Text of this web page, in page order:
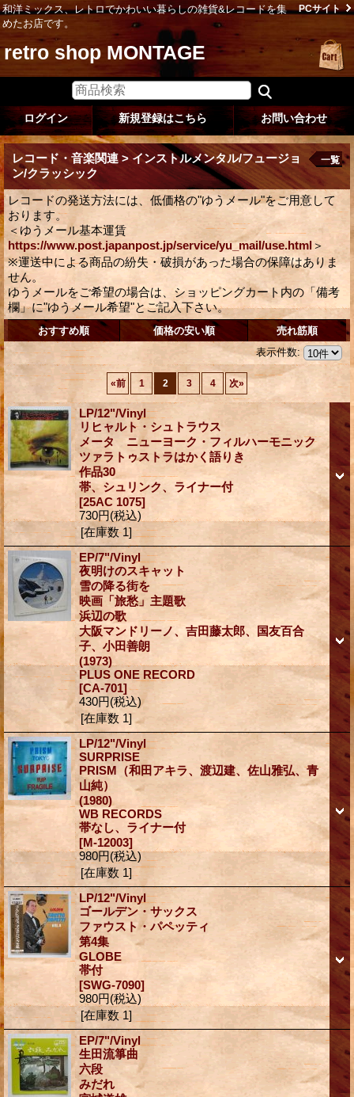
和洋ミックス、レトロでかわいい暮らしの雑貨&レコードを集
めたお店です。
PCサイト
retro shop MONTAGE
ログイン 新規登録はこちら お問い合わせ
レコード・音楽関連 > インストルメンタル/フュージョ
ン/クラッシック
レコードの発送方法には、低価格の"ゆうメール"をご用意して
おります。
＜ゆうメール基本運賃
https://www.post.japanpost.jp/service/yu_mail/use.html＞
※運送中による商品の紛失・破損があった場合の保障はありま
せん。
ゆうメールをご希望の場合は、ショッピングカート内の「備考
欄」に"ゆうメール希望"とご記入下さい。
一覧
おすすめ順 価格の安い順
売れ筋順
表示件数:
«前 1 2 3 4 次»
LP/12"/Vinyl
リヒャルト・シュトラウス
メータ ニューヨーク・フィルハーモニック
ツァラトゥストラはかく語りき
作品30
帯、シュリンク、ライナー付
[25AC 1075]
730円(税込)
[在庫数 1]
EP/7"/Vinyl
夜明けのスキャット
雪の降る街を
映画「旅愁」主題歌
浜辺の歌
大阪マンドリーノ、吉田藤太郎、国友百合
子、小田善朗
(1973)
PLUS ONE RECORD
[CA-701]
430円(税込)
[在庫数 1]
LP/12"/Vinyl
SURPRISE
PRISM（和田アキラ、渡辺建、佐山雅弘、青
山純）
(1980)
WB RECORDS
帯なし、ライナー付
[M-12003]
980円(税込)
[在庫数 1]
LP/12"/Vinyl
ゴールデン・サックス
ファウスト・パペッティ
第4集
GLOBE
帯付
[SWG-7090]
980円(税込)
[在庫数 1]
EP/7"/Vinyl
生田流箏曲
六段
みだれ